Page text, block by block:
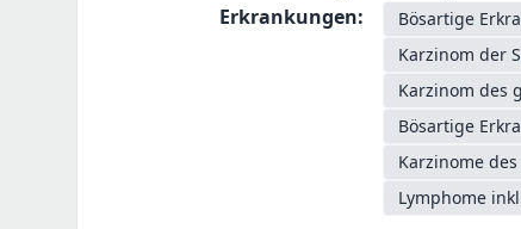
Erkrankungen:
Bösartige
Karzinom der
Karzinom des
Bösartige
Karzinome
Lymphome